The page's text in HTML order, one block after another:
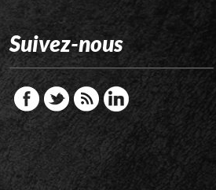
Suivez-nous